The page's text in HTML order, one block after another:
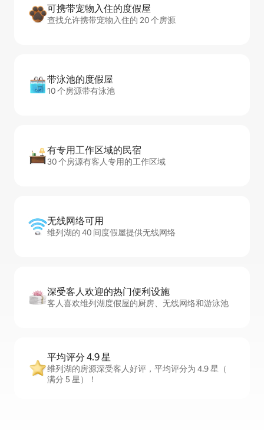
可携带宠物入住的度假屋
查找允许携带宠物入住的 20 个房源
带泳池的度假屋
10 个房源带有泳池
有专用工作区域的民宿
30 个房源有客人专用的工作区域
无线网络可用
维列湖的 40 间度假屋提供无线网络
深受客人欢迎的热门便利设施
客人喜欢维列湖度假屋的厨房、无线网络和游泳池
平均评分 4.9 星
维列湖的房源深受客人好评，平均评分为 4.9 星（
满分 5 星）！